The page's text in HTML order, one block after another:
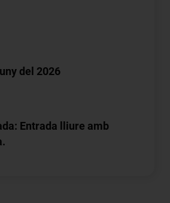
del 2026
Entrada lliure amb